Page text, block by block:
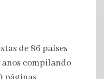
de 86 países
compilando